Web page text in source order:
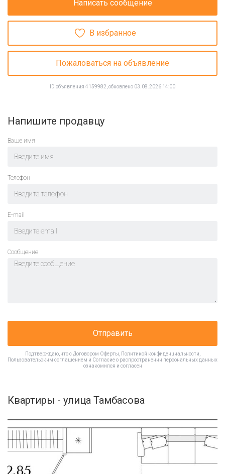
Написать сообщение
В избранное
Пожаловаться на объявление
ID объявления 4159982, обновлено 03.08.2026 14:00
Напишите продавцу
Ваше имя
Телефон
E-mail
Cообщение
Отправить
Подтверждаю, что с Договором Оферты Политикой конфиденциальности
Пользовательским соглашением и Согласие о распространении персональных данных
ознакомился и согласен
Квартиры - улица Тамбасова